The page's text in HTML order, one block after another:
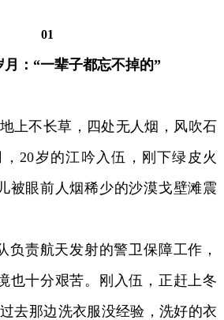
01
： “一辈子都忘不掉的”
不长草，四处无人烟，风吹石
，20岁的江吟入伍，刚下绿皮火
被眼前人烟稀少的沙漠戈壁滩震
责航天发射的警卫保障工作，
也十分艰苦。刚入伍，正赶上冬
去那边洗衣服没经验，洗好的衣